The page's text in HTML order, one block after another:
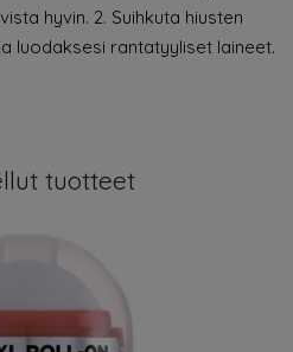
hyvin. 2. Suihkuta hiusten
luodaksesi rantatyyliset laineet.
tuotteet